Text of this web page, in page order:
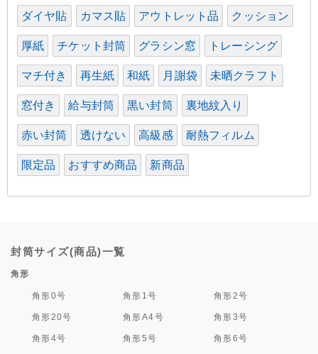
ダイヤ貼 カマス貼 アウトレット品 クッション
厚紙 チケット封筒 グラシン窓 トレーシング
マチ付き 再生紙 和紙 月謝袋 未晒クラフト
窓付き 給与封筒 黒い封筒 裏地紋入り
赤い封筒 透けない 高級感 耐熱フィルム
限定品 おすすめ商品 新商品
封筒サイズ(商品)一覧
角形
角形0号 角形1号 角形2号
角形20号 角形A4号 角形3号
角形4号 角形5号 角形6号